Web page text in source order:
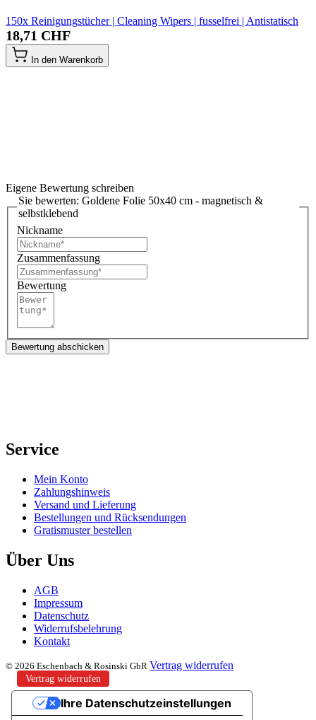
150x Reinigungstücher | Cleaning Wipers | fusselfrei | Antistatisch
18,71 CHF
In den Warenkorb
Eigene Bewertung schreiben
Sie bewerten: Goldene Folie 50x40 cm - magnetisch &
selbstklebend
Nickname
Zusammenfassung
Bewertung
Bewertung abschicken
Service
Mein Konto
Zahlungshinweis
Versand und Lieferung
Bestellungen und Rücksendungen
Gratismuster bestellen
Über Uns
AGB
Impressum
Datenschutz
Widerrufsbelehrung
Kontakt
© 2026 Eschenbach & Rosinski GbR Vertrag widerrufen
Vertrag widerrufen
Ihre Datenschutzeinstellungen